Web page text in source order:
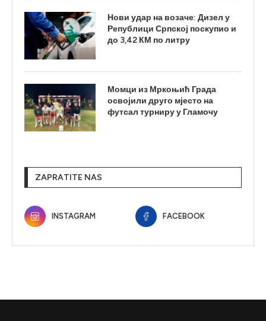
Нови удар на возаче: Дизел у
Републици Српској поскупио и
до 3,42 КМ по литру
Момци из Мркоњић Града
освојили друго мјесто на
футсал турниру у Гламочу
ZAPRATITE NAS
INSTAGRAM FACEBOOK